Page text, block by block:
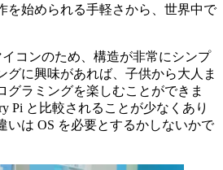
を始められる手軽さから、世界中で
コンのため、構造が非常にシンプ
グに興味があれば、子供から大人ま
グラミングを楽しむことができま
Pi と比較されることが少なくあり
いは OS を必要とするかしないかで